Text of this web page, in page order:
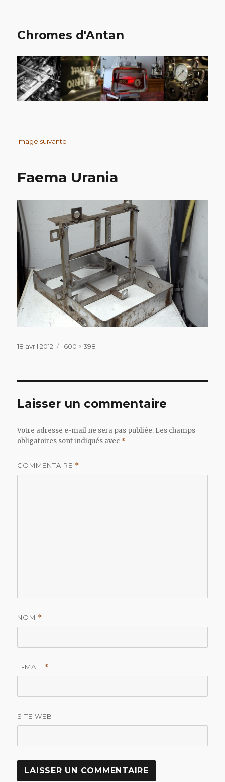
Chromes d'Antan
Image suivante
Faema Urania
Publié
18 avril 2012
Taille
600 × 398
Laisser un commentaire
Votre adresse e-mail ne sera pas publiée. Les champs
obligatoires sont indiqués avec *
COMMENTAIRE *
NOM *
E-MAIL *
SITE WEB